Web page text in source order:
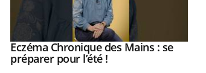
Youtube
Eczéma Chronique des Mains : se
préparer pour l’été !Youtube